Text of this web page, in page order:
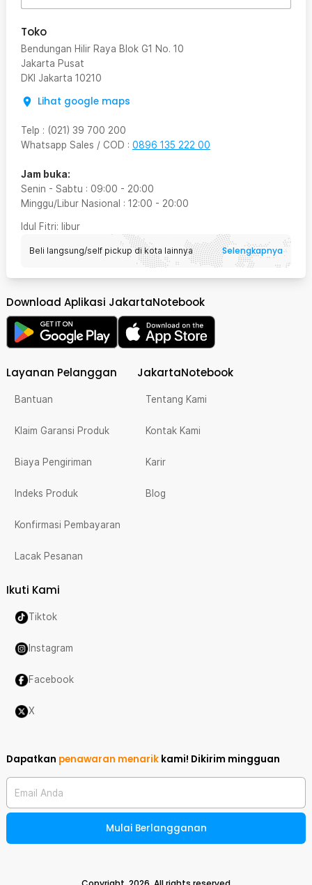
Toko
Bendungan Hilir Raya Blok G1 No. 10
Jakarta Pusat
DKI Jakarta 10210
Lihat google maps
Telp : (021) 39 700 200
Whatsapp Sales / COD : 0896 135 222 00
Jam buka:
Senin - Sabtu : 09:00 - 20:00
Minggu/Libur Nasional : 12:00 - 20:00
Idul Fitri: libur
Beli langsung/self pickup di kota lainnya Selengkapnya
Download Aplikasi JakartaNotebook
Layanan Pelanggan
Bantuan
Klaim Garansi Produk
Biaya Pengiriman
Indeks Produk
Konfirmasi Pembayaran
Lacak Pesanan
JakartaNotebook
Tentang Kami
Kontak Kami
Karir
Blog
Ikuti Kami
Tiktok
Instagram
Facebook
X
Dapatkan penawaran menarik kami! Dikirim mingguan
Email Anda
Mulai Berlangganan